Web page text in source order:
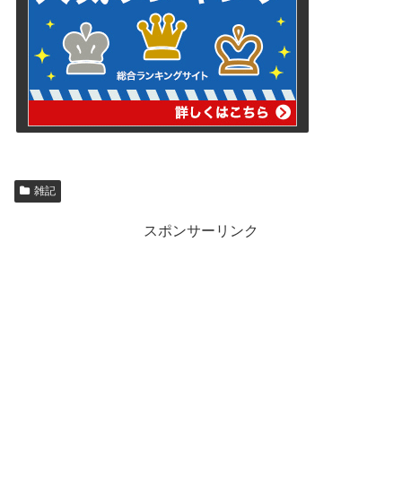
雑記
スポンサーリンク